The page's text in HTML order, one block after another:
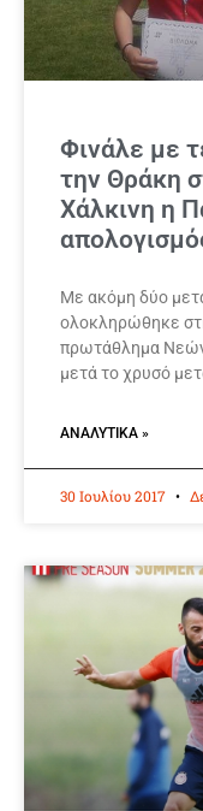
Φινάλε με
την Θράκη
Χάλκινη η
Με ακόμη δύο
ολοκληρώθηκε
πρωτάθλημα
μετά το χρυσό
ΑΝΑΛΥΤΙΚΆ »
30 Ιουλίου 2017